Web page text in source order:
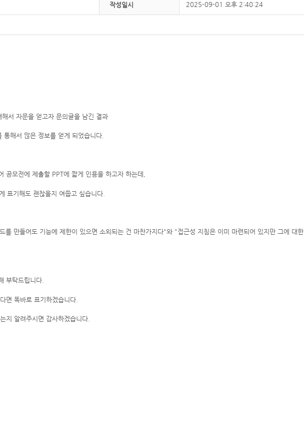
작성일시 2025-09-01 오후 2:40:24
서 자문을 얻고자 문의글을 남긴 결과
해서 많은 정보를 얻게 되었습니다.
공모전에 제출할 PPT에 짧게 인용을 하고자 하는데,
표기해도 괜찮을지 여쭙고 싶습니다.
를 만들어도 기능에 제한이 있으면 소외되는 건 마찬가지다"와 "접근성 지침은 이미 마련되어 있지만 그에 대한
부탁드립니다.
면 똑바로 표기하겠습니다.
지 알려주시면 감사하겠습니다.